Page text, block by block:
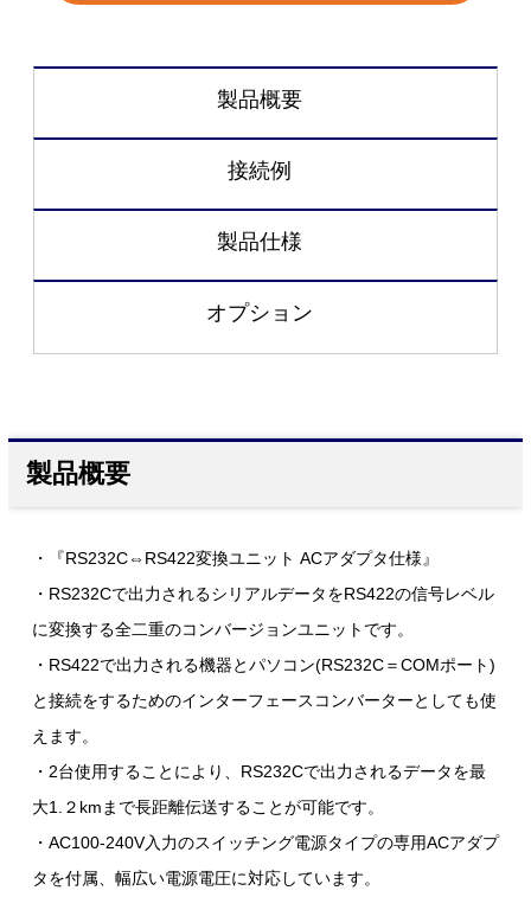
製品概要
接続例
製品仕様
オプション
製品概要
・『RS232C⇔RS422変換ユニット ACアダプタ仕様』
・RS232Cで出力されるシリアルデータをRS422の信号レベル
に変換する全二重のコンバージョンユニットです。
・RS422で出力される機器とパソコン(RS232C＝COMポート)
と接続をするためのインターフェースコンバーターとしても使
えます。
・2台使用することにより、RS232Cで出力されるデータを最
大1.２kmまで長距離伝送することが可能です。
・AC100-240V入力のスイッチング電源タイプの専用ACアダプ
タを付属、幅広い電源電圧に対応しています。